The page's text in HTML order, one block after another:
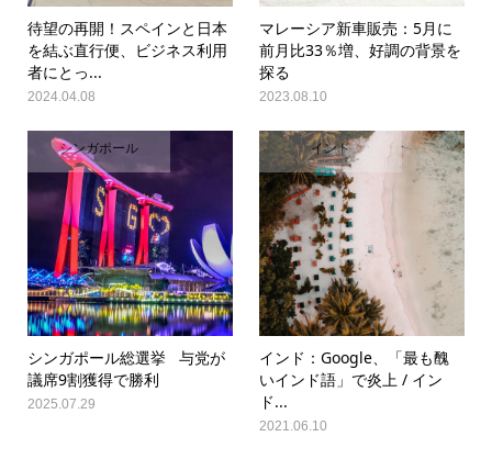
待望の再開！スペインと日本
を結ぶ直行便、ビジネス利用
者にとっ...
2024.04.08
マレーシア新車販売：5月に
前月比33％増、好調の背景を
探る
2023.08.10
シンガポール
シンガポール総選挙 与党が
議席9割獲得で勝利
2025.07.29
インド
インド：Google、「最も醜
いインド語」で炎上 / イン
ド...
2021.06.10